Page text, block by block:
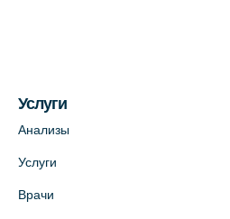
Медицинский центр на
12к2 (официальный
Услуги
Анализы
Услуги
Врачи